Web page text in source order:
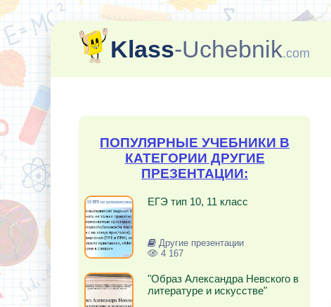
Klass-Uchebnik.com
ПОПУЛЯРНЫЕ УЧЕБНИКИ В
КАТЕГОРИИ ДРУГИЕ
ПРЕЗЕНТАЦИИ:
ЕГЭ тип 10, 11 класс
Другие презентации
4 167
"Образ Александра Невского в
литературе и искусстве"